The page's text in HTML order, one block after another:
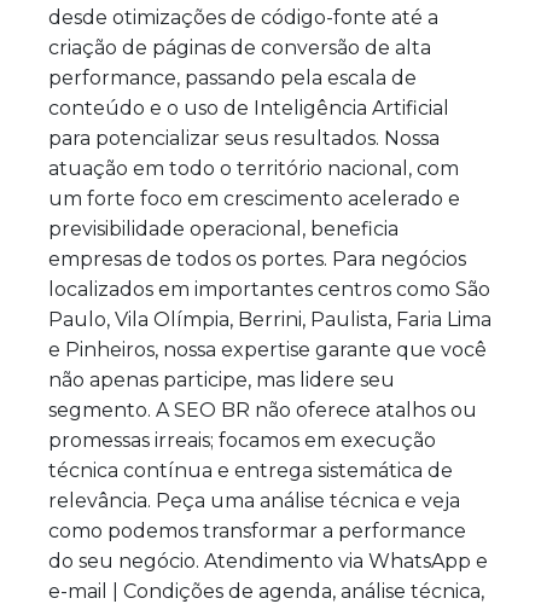
desde otimizações de código-fonte até a
criação de páginas de conversão de alta
performance, passando pela escala de
conteúdo e o uso de Inteligência Artificial
para potencializar seus resultados. Nossa
atuação em todo o território nacional, com
um forte foco em crescimento acelerado e
previsibilidade operacional, beneficia
empresas de todos os portes. Para negócios
localizados em importantes centros como São
Paulo, Vila Olímpia, Berrini, Paulista, Faria Lima
e Pinheiros, nossa expertise garante que você
não apenas participe, mas lidere seu
segmento. A SEO BR não oferece atalhos ou
promessas irreais; focamos em execução
técnica contínua e entrega sistemática de
relevância. Peça uma análise técnica e veja
como podemos transformar a performance
do seu negócio. Atendimento via WhatsApp e
e-mail | Condições de agenda, análise técnica,